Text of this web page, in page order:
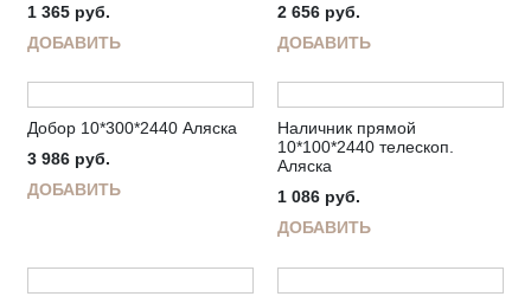
1 365 руб.
ДОБАВИТЬ
2 656 руб.
ДОБАВИТЬ
Добор 10*300*2440 Аляска
3 986 руб.
ДОБАВИТЬ
Наличник прямой
10*100*2440 телескоп.
Аляска
1 086 руб.
ДОБАВИТЬ